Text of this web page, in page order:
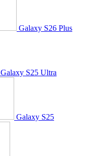
Galaxy S26 Plus
Galaxy S25 Ultra
Galaxy S25